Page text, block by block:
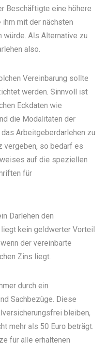
Beschäftigte eine höhere
mit der nächsten
würde. Als Alternative zu
also.
Vereinbarung sollte
werden.Sinnvoll ist
Eckdaten wie
die Modalitäten der
Arbeitgeberdarlehen zu
vergeben, so bedarf es
auf die speziellen
für
Darlehen den
kein geldwerter Vorteil
der vereinbarte
Zins liegt.
durch ein
Sachbezüge. Diese
bleiben,
mehr als 50 Euro beträgt.
für alle erhaltenen